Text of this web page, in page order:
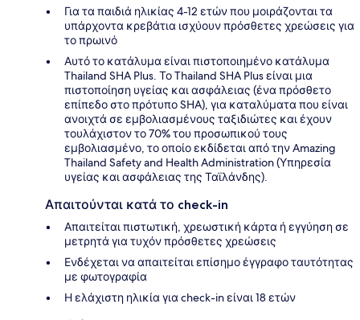
Για τα παιδιά ηλικίας 4-12 ετών που μοιράζονται τα
υπάρχοντα κρεβάτια ισχύουν πρόσθετες χρεώσεις για
το πρωινό
Αυτό το κατάλυμα είναι πιστοποιημένο κατάλυμα
Thailand SHA Plus. Το Thailand SHA Plus είναι μια
πιστοποίηση υγείας και ασφάλειας (ένα πρόσθετο
επίπεδο στο πρότυπο SHA), για καταλύματα που είναι
ανοιχτά σε εμβολιασμένους ταξιδιώτες και έχουν
τουλάχιστον το 70% του προσωπικού τους
εμβολιασμένο, το οποίο εκδίδεται από την Amazing
Thailand Safety and Health Administration (Υπηρεσία
υγείας και ασφάλειας της Ταϊλάνδης).
Απαιτούνται κατά το check-in
Απαιτείται πιστωτική, χρεωστική κάρτα ή εγγύηση σε
μετρητά για τυχόν πρόσθετες χρεώσεις
Ενδέχεται να απαιτείται επίσημο έγγραφο ταυτότητας
με φωτογραφία
Η ελάχιστη ηλικία για check-in είναι 18 ετών